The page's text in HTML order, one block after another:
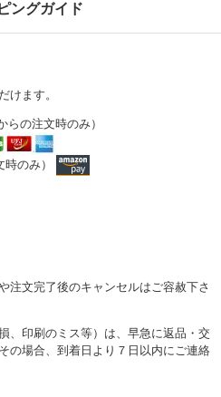
ングガイド
けます。
の注文時のみ）
のみ）
注文完了後のキャンセルはご容赦下さ
、印刷のミス等）は、早急に返品・交
の場合、到着日より７日以内にご連絡